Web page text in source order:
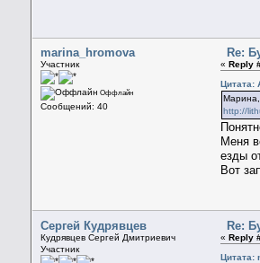
marina_hromova
Участник
Оффлайн
Сообщений: 40
Re:
«Reply
Цитата:
Марина,
http://
Меня
езды
Вот
Сергей Кудрявцев
Кудрявцев Сергей Дмитриевич
Участник
Re:
«Reply
Цитата: